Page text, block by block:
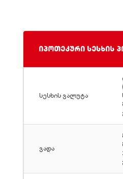
იპოთეკური სესხის
სესხის ვალუტა
ვადა